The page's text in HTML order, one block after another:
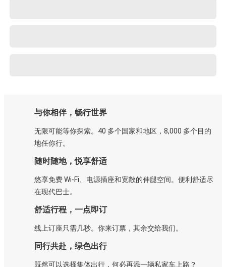
与你相伴，畅行世界
无限可能等你探索。40 多个国家和地区，8,000 多个目的
地任你行。
随时随地，悦享舒适
悠享免费 Wi-Fi、电源插座和宽敞的伸腿空间。便利舒适尽
在现代巴士。
舒适行程，一点即订
线上订座只需几秒。你来订票，其余交给我们。
同行共赴，绿色出行
既然可以选择集体出行，何必再添一辆私家车上路？